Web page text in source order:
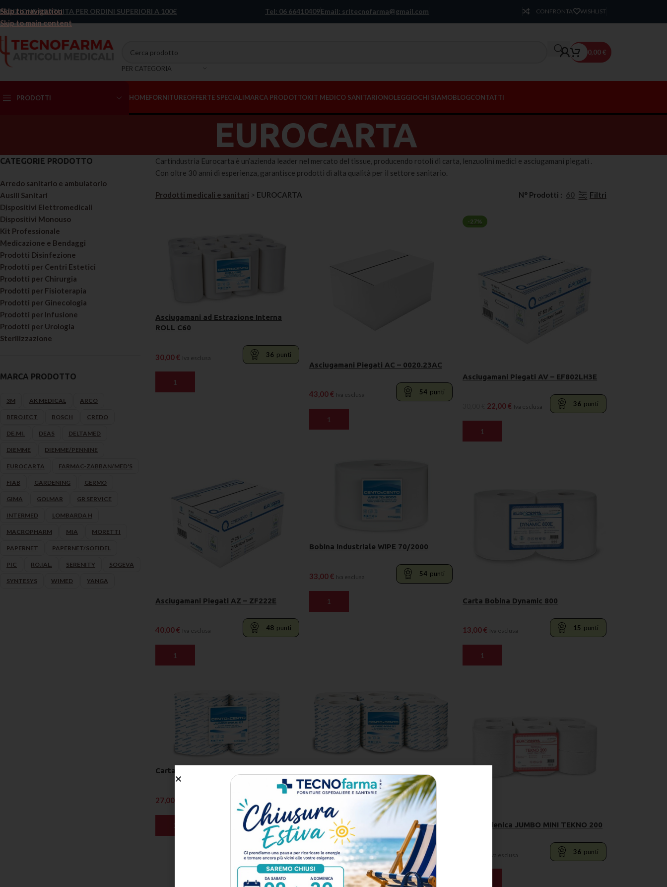
Skip to navigation
Skip to main content
GRATUITA PER ORDINI SUPERIORI A 100€ Tel: 06 66410409Email: srltecnofarma@gmail.com CONFRONTA WISHLIST
PER CATEGORIA
0,00€
PRODOTTI
Accessori
Bisturi e Lame
Cellulosa
Contenitori
Cotone
Guanti monouso
Igiene Paziente
Suture
Teli Chirurgici
Ventilazione
HOMEFORNITUREOFFERTE SPECIALIMARCA PRODOTTOKIT MEDICO SANITARIONOLEGGIOCHI SIAMOBLOGCONTATTI
EUROCARTA
CATEGORIE PRODOTTO
Arredo sanitario e ambulatorio
Ausili Sanitari
Dispositivi Elettromedicali
Dispositivi Monouso
Kit Professionale
Medicazione e Bendaggi
Prodotti Disinfezione
Prodotti per Centri Estetici
Prodotti per Chirurgia
Prodotti per Fisioterapia
Prodotti per Ginecologia
Prodotti per Infusione
Prodotti per Urologia
Sterilizzazione
MARCA PRODOTTO
3M AK MEDICAL ARCO
BEROJECT BOSCH CREDO
DE.MI. DEAS DELTAMED
DIEMME DIEMME/PENNINE
EUROCARTA FARMAC-ZABBAN/MED'S
FIAB GARDENING GERMO
GIMA GOLMAR GR SERVICE
INTERMED LOMBARDA H
MACROPHARM MIA MORETTI
PAPERNET PAPERNET/SOFIDEL
PIC RO.IAL. SERENITY SOGEVA
SYNTESYS WIMED YANGA
Cartindustria Eurocarta è un’azienda leader nel mercato del tissue, producendo rotoli di carta, lenzuolini medici e asciugamani piegati .
Con oltre 30 anni di esperienza, garantisce prodotti di alta qualità per il settore sanitario.
Prodotti medicali e sanitari > EUROCARTA N° Prodotti 60 Filtri
Asciugamani ad Estrazione Interna
ROLL C60
30,00€ Iva esclusa 36 punti
AGGIUNGI AL CARRELLO
Asciugamani Piegati AC – 0020.23AC
43,00€ Iva esclusa 54 punti
AGGIUNGI AL CARRELLO
-27%
Asciugamani Piegati AV – EF802LH3E
22,00€ Iva esclusa 36 punti
AGGIUNGI AL CARRELLO
Asciugamani Piegati AZ – ZF222E
40,00€ Iva esclusa 48 punti
AGGIUNGI AL CARRELLO
Bobina Industriale WIPE 70/2000
33,00€ Iva esclusa 54 punti
AGGIUNGI AL CARRELLO Carta Bobina Dynamic 800
13,00€ Iva esclusa 15 punti
AGGIUNGI AL CARRELLO
Carta Igienica JUMBO MAXI 51
27,00
AGGIUNGI AL CARRELLO
36 punti
AGGIUNGI AL CARRELLO Carta Igienica JUMBO MINI TEKNO 200
Iva esclusa 36 punti